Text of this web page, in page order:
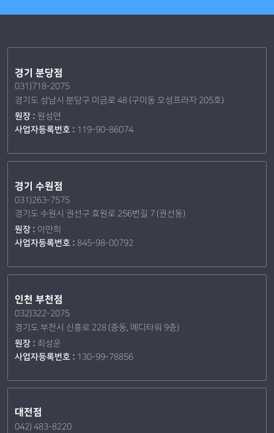
경기 분당점
031)718-2075
경기도 성남시 분당구 미금로 48 (구미동 오성프라자 205호)
원장 : 원성연
사업자등록번호 : 119-90-86074
경기 수원점
031)263-7575
경기도 수원시 권선구 효원로 256번길 7 (권선동)
원장 : 이만희
사업자등록번호 : 845-98-00792
인천 부천점
032)322-2075
경기도 부천시 신흥로 228 (중동, 메디타워 9층)
원장 : 최성운
사업자등록번호 : 130-99-78856
대전점
042) 483-8220